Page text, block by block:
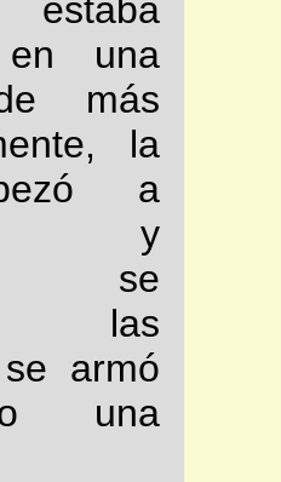
en una
más
la
a
y
se
las
armó
una